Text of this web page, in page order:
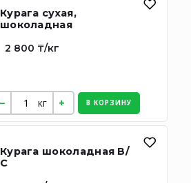
Курага сухая,
шоколадная
2 800 ₸/кг
кг В КОРЗИНУ
Курага шоколадная В/
С